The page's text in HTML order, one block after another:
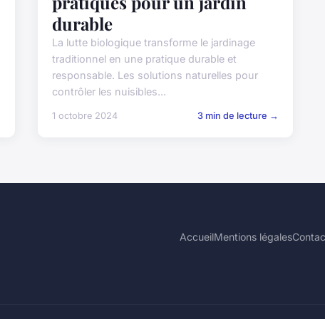
durable
La lutte biologique transforme le jardinage
traditionnel en une pratique durable et
responsable. Les solutions naturelles pour
contrôler les nuisibles...
1 octobre 2024 3 min de lecture →
AccueilMentions légales